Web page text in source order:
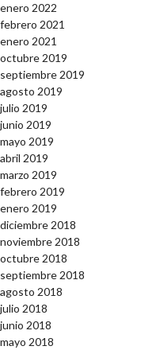
enero 2022
febrero 2021
enero 2021
octubre 2019
septiembre 2019
agosto 2019
julio 2019
junio 2019
mayo 2019
abril 2019
marzo 2019
febrero 2019
enero 2019
diciembre 2018
noviembre 2018
octubre 2018
septiembre 2018
agosto 2018
julio 2018
junio 2018
mayo 2018